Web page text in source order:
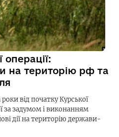
на територію рф та
від початку Курської
за задумом і виконанням
дії на територію держави-